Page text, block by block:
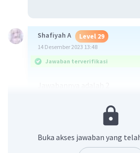
Shafiyah A Level 29
14 Desember 2023 13:48
Jawaban terverifikasi
Aryaduta A Level 56
16 Desember 2023 09:48
Buka akses jawaban yang